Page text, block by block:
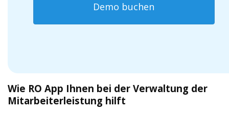
Demo buchen
Wie RO App Ihnen bei der Verwaltung der
Mitarbeiterleistung hilft